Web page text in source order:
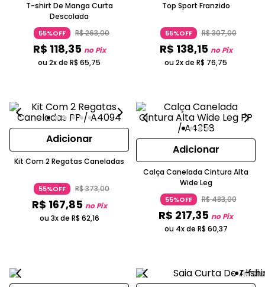
T-shirt De Manga Curta
Descolada
55%OFF R$263,00
R$ 118,35 no Pix
ou 2x de R$ 65,75
Top Sport Franzido
55%OFF R$307,00
R$ 138,15 no Pix
ou 2x de R$ 76,75
Adicionar
Kit Com 2 Regatas Caneladas
55%OFF R$373,00
R$ 167,85 no Pix
ou 3x de R$ 62,16
Adicionar
Calça Canelada Cintura Alta
Wide Leg
55%OFF R$483,00
R$ 217,35 no Pix
ou 4x de R$ 60,37